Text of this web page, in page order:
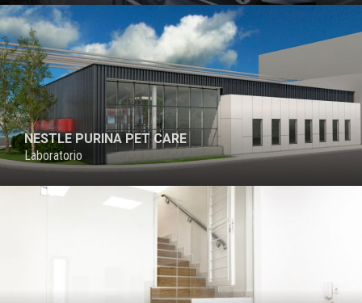
NESTLE PURINA PET CARE
Laboratorio
PROYECTO